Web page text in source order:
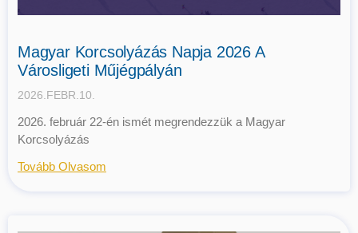
Magyar Korcsolyázás Napja 2026 A
Városligeti Műjégpályán
2026.FEBR.10.
2026. február 22-én ismét megrendezzük a Magyar
Korcsolyázás
Tovább Olvasom